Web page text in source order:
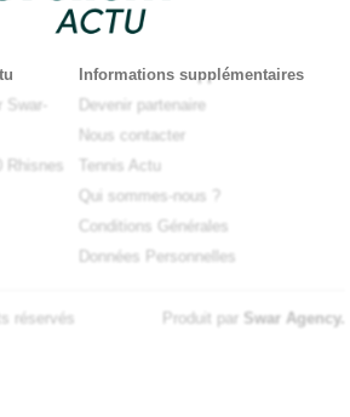
Rhisnes
Informations supplémentaires
Devenir partenaire
Nous contacter
Tennis Actu
Qui sommes-nous ?
Conditions Générales
Données Personnelles
réservés
Produit par Swar Agency.